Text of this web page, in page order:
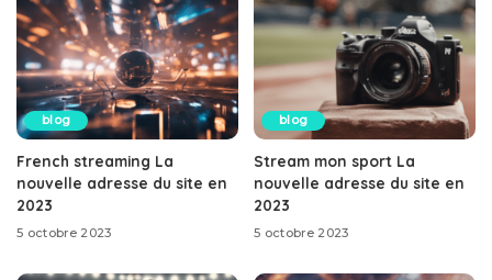
blog
French streaming La
nouvelle adresse du site en
2023
5 octobre 2023
blog
Stream mon sport La
nouvelle adresse du site en
2023
5 octobre 2023